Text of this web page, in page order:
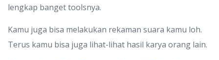
lengkap banget toolsnya.
Kamu juga bisa melakukan rekaman suara kamu loh.
Terus kamu bisa juga lihat-lihat hasil karya orang lain.